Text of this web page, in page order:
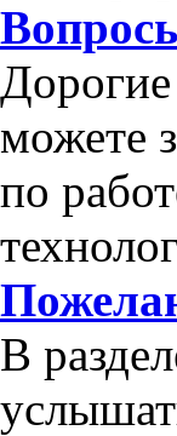
можете
по
В